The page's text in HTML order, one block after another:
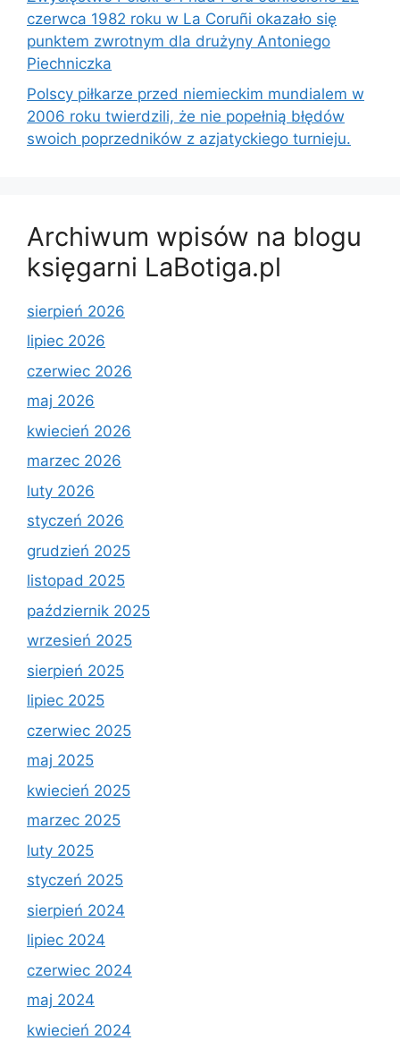
czerwca 1982 roku w La Coruñi okazało się
punktem zwrotnym dla drużyny Antoniego
Piechniczka
Polscy piłkarze przed niemieckim mundialem w
2006 roku twierdzili, że nie popełnią błędów
swoich poprzedników z azjatyckiego turnieju.
Archiwum wpisów na blogu
księgarni LaBotiga.pl
sierpień 2026
lipiec 2026
czerwiec 2026
maj 2026
kwiecień 2026
marzec 2026
luty 2026
styczeń 2026
grudzień 2025
listopad 2025
październik 2025
wrzesień 2025
sierpień 2025
lipiec 2025
czerwiec 2025
maj 2025
kwiecień 2025
marzec 2025
luty 2025
styczeń 2025
sierpień 2024
lipiec 2024
czerwiec 2024
maj 2024
kwiecień 2024